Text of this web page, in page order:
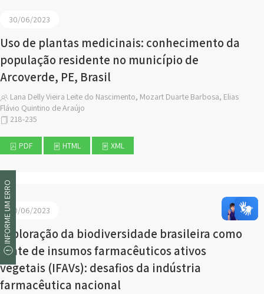
30/06/2023
Uso de plantas medicinais: conhecimento da
população residente no município de
Arcoverde, PE, Brasil
Lana Delly Vieira Leite do Nascimento, Mozart Duarte Barbosa, Elias
Flávio Quintino de Araújo
218-235
PDF HTML XML
30/06/2023
Exploração da biodiversidade brasileira como
fonte de insumos farmacêuticos ativos
vegetais (IFAVs): desafios da indústria
farmacêutica nacional
INFORME UM ERRO